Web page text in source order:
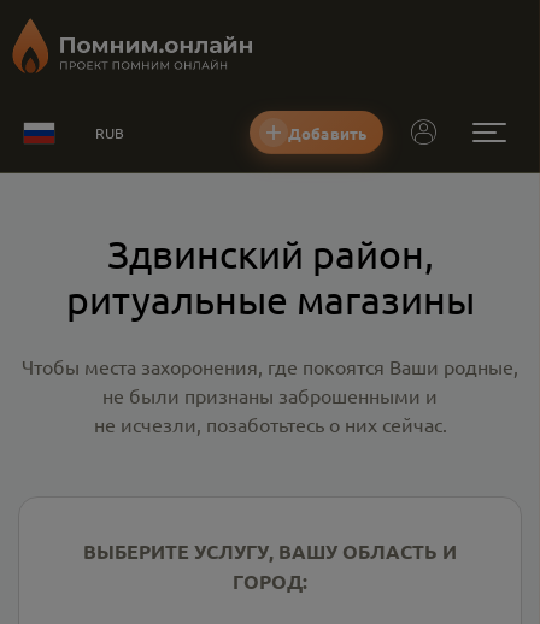
RUB Добавить
Здвинский район,
ритуальные магазины
Чтобы места захоронения, где покоятся Ваши родные,
не были признаны заброшенными и
не исчезли, позаботьтесь о них сейчас.
ВЫБЕРИТЕ УСЛУГУ, ВАШУ ОБЛАСТЬ И
ГОРОД: